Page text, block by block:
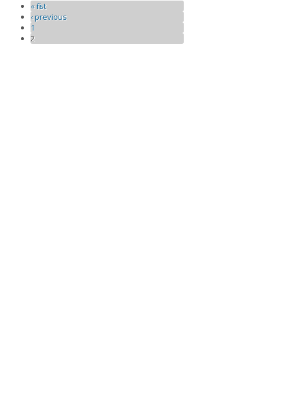
Pages
« first
‹ previous
1
2